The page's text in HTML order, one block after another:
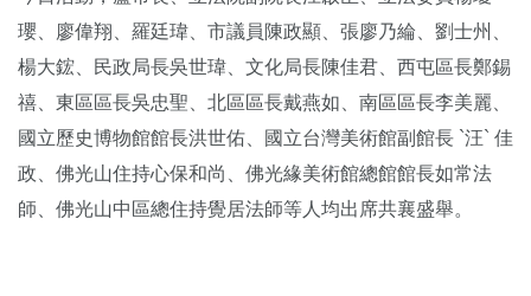
瓔、廖偉翔、羅廷瑋、市議員陳政顯、張廖乃綸、劉士州、
楊大鋐、民政局長吳世瑋、文化局長陳佳君、西屯區長鄭錫
禧、東區區長吳忠聖、北區區長戴燕如、南區區長李美麗、
國立歷史博物館館長洪世佑、國立台灣美術館副館長 `汪` 佳
政、佛光山住持心保和尚、佛光緣美術館總館館長如常法
師、佛光山中區總住持覺居法師等人均出席共襄盛舉。